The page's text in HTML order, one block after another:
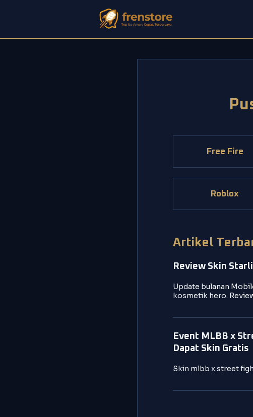
Free Fire
Roblox
Artikel
Review Skin
Update bulanan
kosmetik hero.
Event MLBB x
Dapat Skin Gratis
Skin mlbb x street